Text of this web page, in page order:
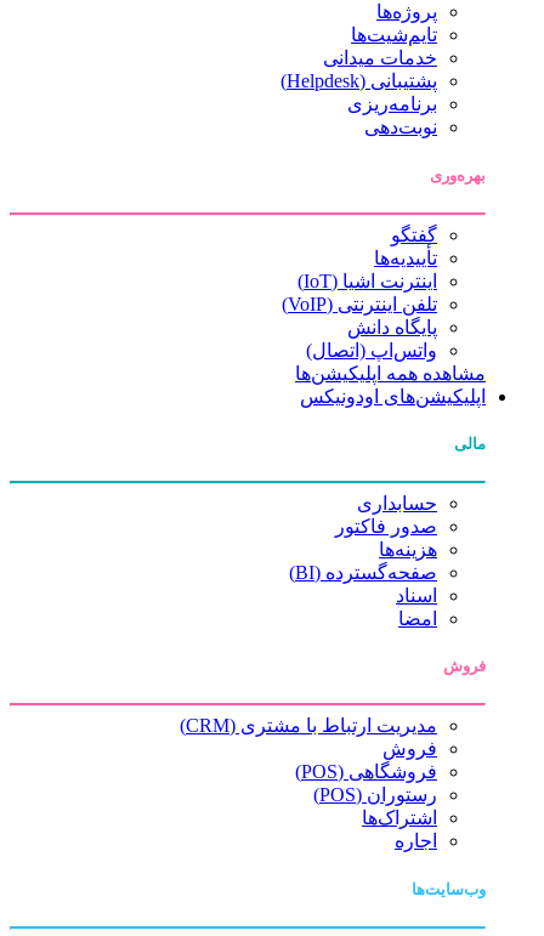
پروژه‌ها
تایم‌شیت‌ها
خدمات میدانی
پشتیبانی (Helpdesk)
برنامه‌ریزی
نوبت‌دهی
بهره‌وری
گفتگو
تأییدیه‌ها
اینترنت اشیا (IoT)
تلفن اینترنتی (VoIP)
پایگاه دانش
واتس‌اپ (اتصال)
مشاهده همه اپلیکیشن‌ها
اپلیکیشن‌های اودونیکس
مالی
حسابداری
صدور فاکتور
هزینه‌ها
صفحه‌گسترده (BI)
اسناد
امضا
فروش
مدیریت ارتباط با مشتری (CRM)
فروش
فروشگاهی (POS)
رستوران (POS)
اشتراک‌ها
اجاره
وب‌سایت‌ها